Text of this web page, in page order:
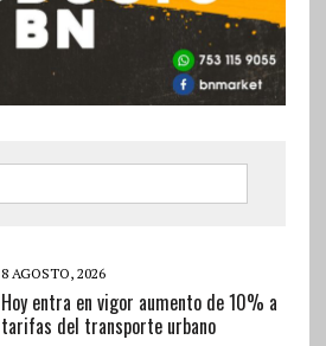
8 AGOSTO, 2026
Hoy entra en vigor aumento de 10% a
tarifas del transporte urbano